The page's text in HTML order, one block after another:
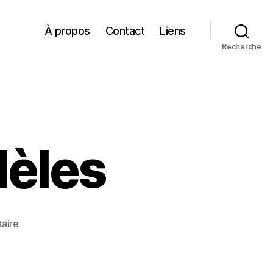
À propos Contact Liens
Recherche
sur